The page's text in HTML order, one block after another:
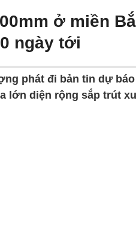
ở miền
ngày tới
phát đi bản tin dự
lớn diện rộng sắp trút